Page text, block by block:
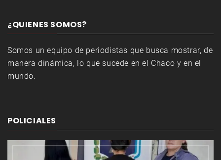
¿QUIENES SOMOS?
Somos un equipo de periodistas que busca mostrar, de
manera dinámica, lo que sucede en el Chaco y en el
mundo.
POLICIALES